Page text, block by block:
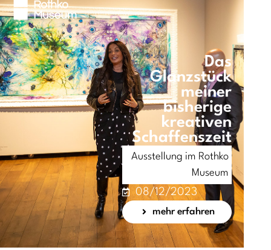
Das
Glanzstück
meiner
bisherige
kreativen
Schaffenszeit
Ausstellung im Rothko
Museum
08/12/2023
mehr erfahren